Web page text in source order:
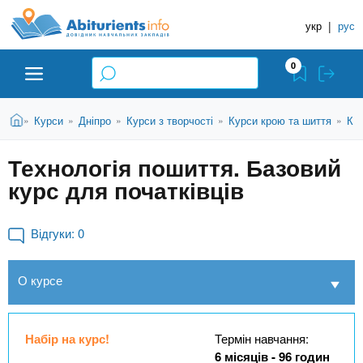
A
b
i
t
u
r
i
e
о
в
д
н
к
Н
в
ч
л
укр | рус
Абітурієнту
ЗВО (ВНЗ)
Приватні школи
0
В
т
у
т
Головна
» Курси » Дніпро » Курси з творчості » Курси крою та шиття »
Технологія пошиття. Базовий
курс для початківців
Відгуки: 0
О курсе
Набір на курс! Термін навчання:
6 місяців - 96 годин